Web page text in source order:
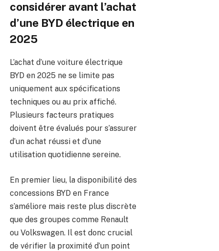
considérer avant l’achat
d’une BYD électrique en
2025
L’achat d’une voiture électrique
BYD en 2025 ne se limite pas
uniquement aux spécifications
techniques ou au prix affiché.
Plusieurs facteurs pratiques
doivent être évalués pour s’assurer
d’un achat réussi et d’une
utilisation quotidienne sereine.
En premier lieu, la disponibilité des
concessions BYD en France
s’améliore mais reste plus discrète
que des groupes comme Renault
ou Volkswagen. Il est donc crucial
de vérifier la proximité d’un point